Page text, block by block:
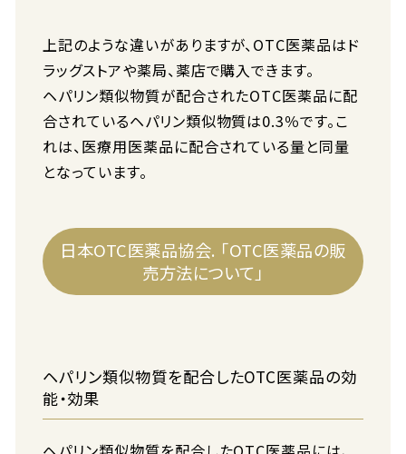
上記のような違いがありますが、OTC医薬品はド
ラッグストアや薬局、薬店で購入できます。
ヘパリン類似物質が配合されたOTC医薬品に配
合されているヘパリン類似物質は0.3％です。こ
れは、医療用医薬品に配合されている量と同量
となっています。
日本OTC医薬品協会. 「OTC医薬品の販
売方法について」
ヘパリン類似物質を配合したOTC医薬品の効
能・効果